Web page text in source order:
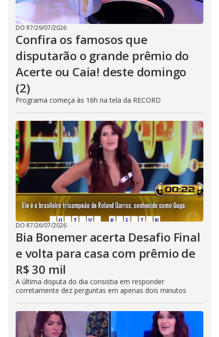
DO R7/29/07/2026
Confira os famosos que
disputarão o grande prêmio do
Acerte ou Caia! deste domingo
(2)
Programa começa às 16h na tela da RECORD
DO R7/26/07/2026
Bia Bonemer acerta Desafio Final
e volta para casa com prêmio de
R$ 30 mil
A última disputa do dia consistia em responder
corretamente dez perguntas em apenas dois minutos